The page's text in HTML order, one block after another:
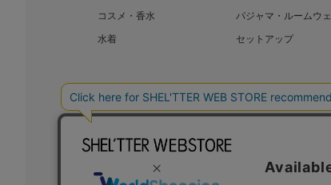
コスメ・香水
パジャマ・ルームウ
水着
セットアップ
BAROQUE JAPAN LIMITED